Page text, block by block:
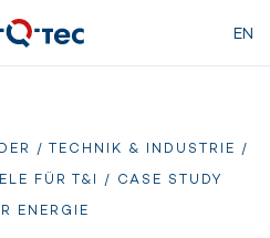
EN
/ TECHNIK & INDUSTRIE /
FÜR T&I / CASE STUDY
ENERGIE